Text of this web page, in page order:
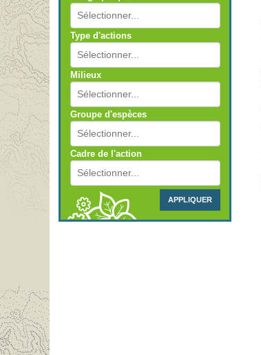
Type d'actions
Milieux
Groupe d'espèces
Cadre de l'action
APPLIQUER